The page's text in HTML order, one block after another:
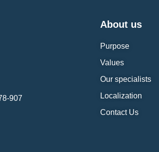
907
About us
Purpose
Values
Our specialists
Localization
Contact Us